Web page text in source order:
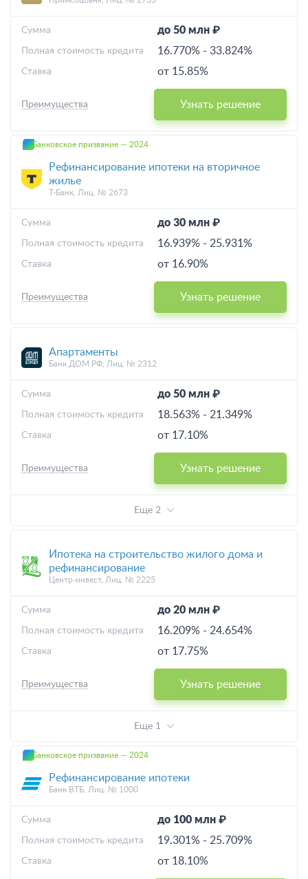
до 50 млн ₽
Cумма
16.770% - 33.824%
Полная стоимость кредита
от 15.85%
Ставка
Узнать решение
Преимущества
Банковское призвание — 2024
Рефинансирование ипотеки на вторичное
жилье
Т-Банк, Лиц. № 2673
до 30 млн ₽
Cумма
16.939% - 25.931%
Полная стоимость кредита
от 16.90%
Ставка
Узнать решение
Преимущества
Апартаменты
Банк ДОМ.РФ, Лиц. № 2312
до 50 млн ₽
Cумма
18.563% - 21.349%
Полная стоимость кредита
от 17.10%
Ставка
Узнать решение
Преимущества
Еще 2
Ипотека на строительство жилого дома и
рефинансирование
Центр-инвест, Лиц. № 2225
до 20 млн ₽
Cумма
16.209% - 24.654%
Полная стоимость кредита
от 17.75%
Ставка
Узнать решение
Преимущества
Еще 1
Банковское призвание — 2024
Рефинансирование ипотеки
Банк ВТБ, Лиц. № 1000
до 100 млн ₽
Cумма
19.301% - 25.709%
Полная стоимость кредита
от 18.10%
Ставка